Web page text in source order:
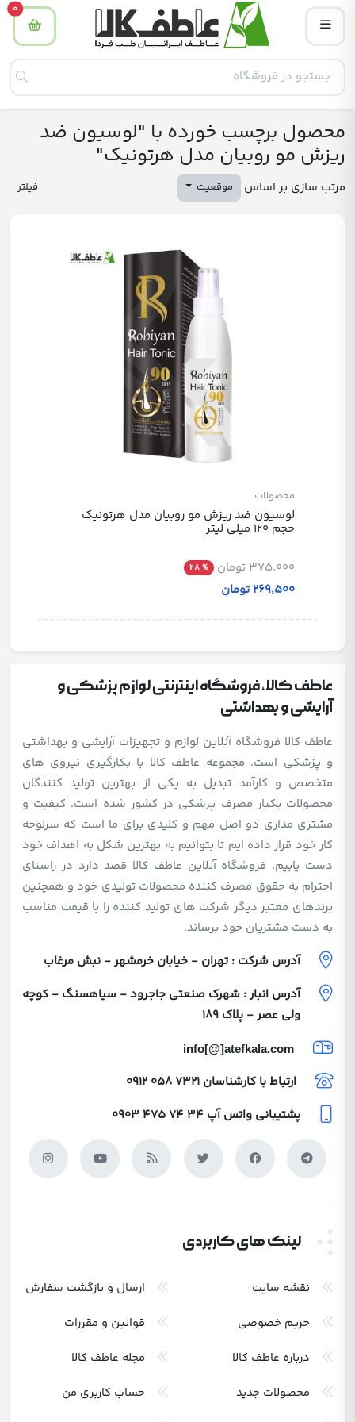
0
محصول برچسب خورده با "لوسیون ضد
ریزش مو روبیان مدل هرتونیک"
مرتب سازی بر اساس موقعیت فیلتر
محصولات
لوسیون ضد ریزش مو روبیان مدل هرتونیک
حجم 120 میلی لیتر
375٬000 تومان % 28
269٬500 تومان
عاطف کالا، فروشگاه اینترنتی لوازم پزشکی و
آرایشی و بهداشتی
عاطف کالا فروشگاه آنلاین لوازم و تجهیزات آرایشی و بهداشتی
و پزشکی است. مجموعه عاطف کالا با بکارگیری نیروی های
متخصص و کارآمد تبدیل به یکی از بهترین تولید کنندگان
محصولات یکبار مصرف پزشکی در کشور شده است. کیفیت و
مشتری مداری دو اصل مهم و کلیدی برای ما است که سرلوحه
کار خود قرار داده ایم تا بتوانیم به بهترین شکل به اهداف خود
دست یابیم. فروشگاه آنلاین عاطف کالا قصد دارد در راستای
احترام به حقوق مصرف کننده محصولات تولیدی خود و همچنین
برندهای معتبر دیگر شرکت های تولید کننده را با قیمت مناسب
به دست مشتریان خود برساند.
آدرس شرکت : تهران - خیابان خرمشهر - نبش مرغاب
آدرس انبار : شهرک صنعتی جاجرود - سیاهسنگ - کوچه
ولی عصر - پلاک 189
info[@]atefkala.com
ارتباط با کارشناسان 0912 058 7321
پشتیبانی واتس آپ 0903 475 74 34
لینک های کاربردی
نقشه سایت
ارسال و بازگشت سفارش
حریم خصوصی
قوانین و مقررات
درباره عاطف کالا
مجله عاطف کالا
محصولات جدید
حساب کاربری من